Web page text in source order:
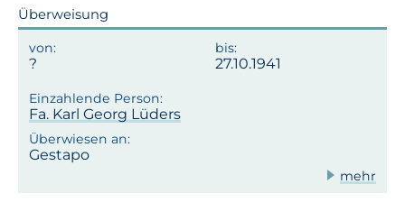
Überweisung
27.10.1941
Fa. Karl Georg Lüders
Gestapo
mehr